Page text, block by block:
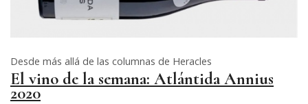
Desde más allá de las columnas de Heracles
El vino de la semana: Atlántida Annius
2020